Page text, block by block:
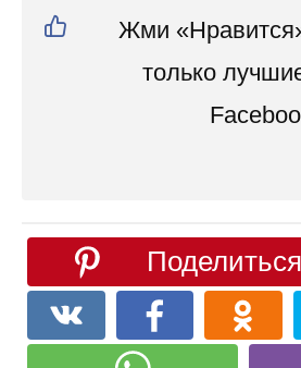
Жми
только